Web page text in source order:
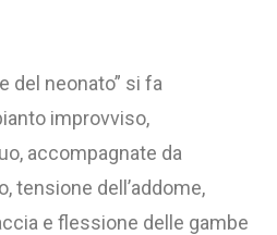
del neonato” si fa
improvviso,
accompagnate da
tensione dell’addome,
e flessione delle gambe